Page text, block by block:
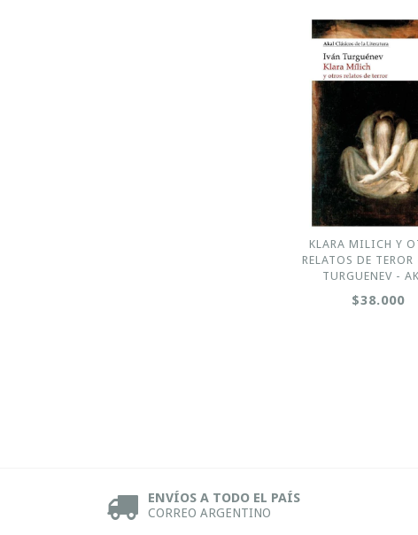
KLARA MILICH Y
RELATOS DE
TURGUENEV -
$38.000
ENVÍOS A TODO EL PAÍS
CORREO ARGENTINO